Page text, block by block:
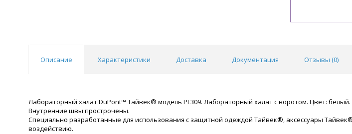
Описание Характеристики Доставка Документация Отзывы (0)
Лабораторный халат DuPont™ Тайвек® модель PL309. Лабораторный халат с воротом. Цвет:
Внутренние швы прострочены.
Специально разработанные для использования с защитной одеждой Тайвек®, аксессуары
воздействию.